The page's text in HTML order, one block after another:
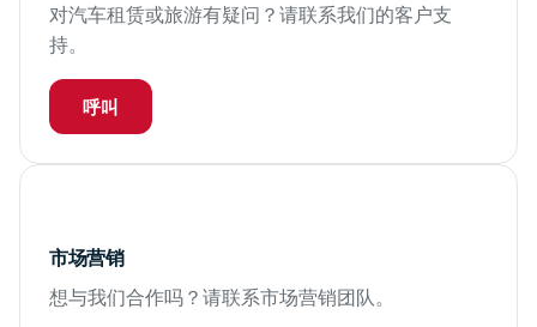
对汽车租赁或旅游有疑问？请联系我们的客户支
持。
呼叫
市场营销
想与我们合作吗？请联系市场营销团队。